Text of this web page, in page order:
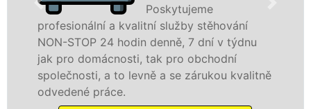
Poskytujeme
služby stěhování
denně, 7 dní v týdnu
tak pro obchodní
levně a se zárukou kvalitně
služby
celém okresu
kvality
Nabízíme